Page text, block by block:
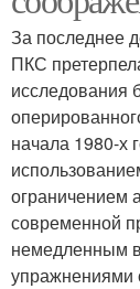
За последнее
ПКС
исследования
начала 1980-х
ограничением
современной
немедленным
упражнениями